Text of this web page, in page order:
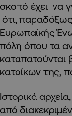
σκοπό έχει να
ότι,
Ευρωπαϊκής
πόλη όπου τα
κατοίκων της,
Ιστορικά
από